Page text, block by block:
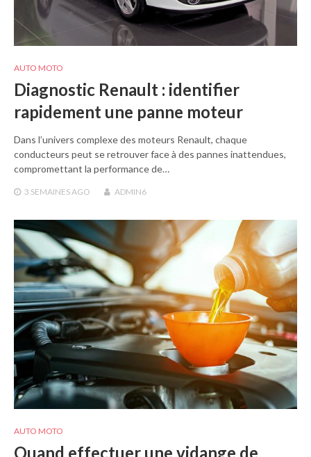
AUTO MOTO
Diagnostic Renault : identifier
rapidement une panne moteur
Dans l’univers complexe des moteurs Renault, chaque
conducteurs peut se retrouver face à des pannes inattendues,
compromettant la performance de…
3 SEMAINES AGO ADMIN6
AUTO MOTO
Quand effectuer une vidange de